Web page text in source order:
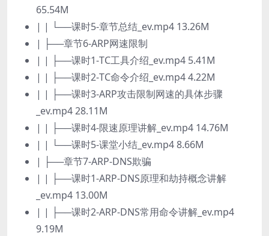
65.54M
| | └──课时5-章节总结_ev.mp4 13.26M
| ├──章节6-ARP网速限制
| | ├──课时1-TC工具介绍_ev.mp4 5.41M
| | ├──课时2-TC命令介绍_ev.mp4 4.22M
| | ├──课时3-ARP攻击限制网速的具体步骤
_ev.mp4 28.11M
| | ├──课时4-限速原理讲解_ev.mp4 14.76M
| | └──课时5-课堂小结_ev.mp4 8.66M
| ├──章节7-ARP-DNS欺骗
| | ├──课时1-ARP-DNS原理和劫持概念讲解
_ev.mp4 13.00M
| | ├──课时2-ARP-DNS常用命令讲解_ev.mp4
9.19M